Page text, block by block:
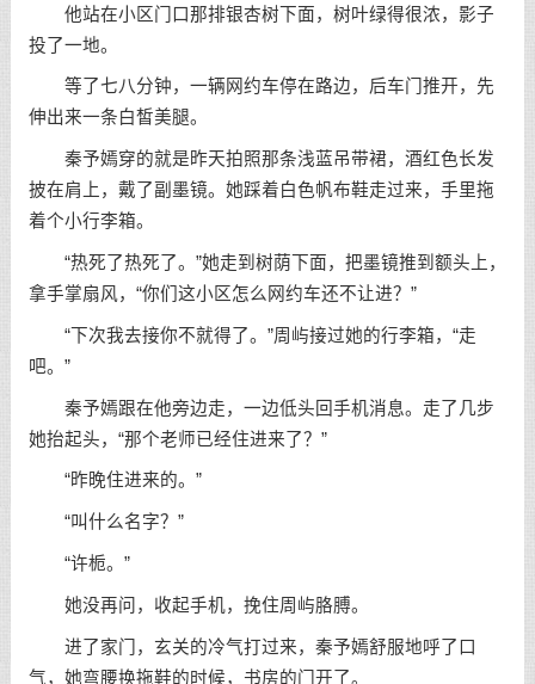
他站在小区门口那排银杏树下面，树叶绿得很浓，影子
投了一地。
等了七八分钟，一辆网约车停在路边，后车门推开，先
伸出来一条白皙美腿。
秦予嫣穿的就是昨天拍照那条浅蓝吊带裙，酒红色长发
披在肩上，戴了副墨镜。她踩着白色帆布鞋走过来，手里拖
着个小行李箱。
“热死了热死了。”她走到树荫下面，把墨镜推到额头上，
拿手掌扇风，“你们这小区怎么网约车还不让进？”
“下次我去接你不就得了。”周屿接过她的行李箱，“走
吧。”
秦予嫣跟在他旁边走，一边低头回手机消息。走了几步
她抬起头，“那个老师已经住进来了？”
“昨晚住进来的。”
“叫什么名字？”
“许栀。”
她没再问，收起手机，挽住周屿胳膊。
进了家门，玄关的冷气打过来，秦予嫣舒服地呼了口
气，她弯腰换拖鞋的时候，书房的门开了。